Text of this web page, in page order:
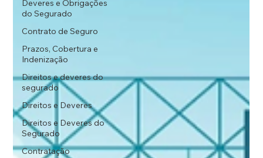
Deveres e Obrigações
do Segurado
Contrato de Seguro
Prazos, Cobertura e
Indenização
Direitos e deveres do
segurado
Direitos e Deveres
Direitos e Deveres do
Segurado
Contratação